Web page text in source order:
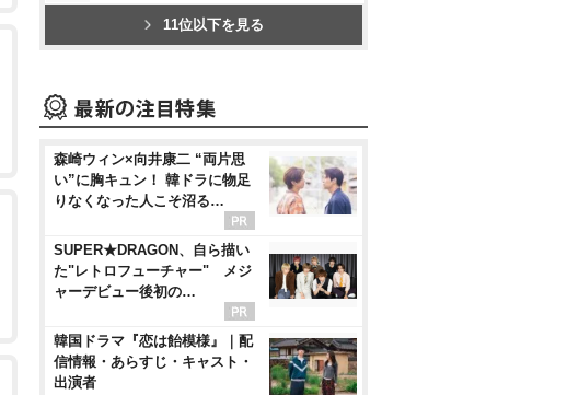
11位以下を見る
森崎ウィン×向井康二 “両片思
い”に胸キュン！ 韓ドラに物足
りなくなった人こそ沼る…
SUPER★DRAGON、自ら描い
た"レトロフューチャー" メジ
ャーデビュー後初の…
韓国ドラマ『恋は飴模様』｜配
信情報・あらすじ・キャスト・
出演者